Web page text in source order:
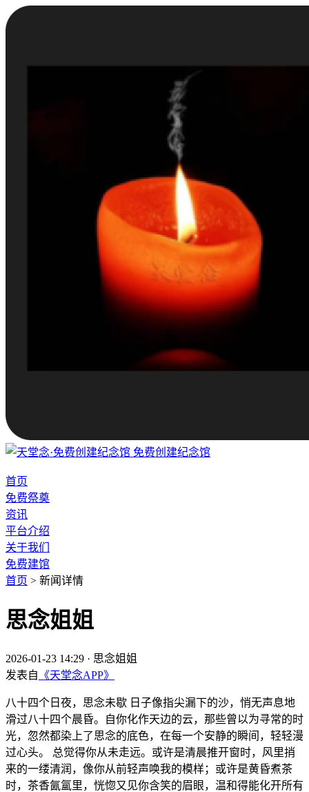
免费创建纪念馆
首页
免费祭奠
资讯
平台介绍
关于我们
免费建馆
首页 > 新闻详情
思念姐姐
2026-01-23 14:29 · 思念姐姐
发表自 《天堂念APP》
八十四个日夜，思念未歇 日子像指尖漏下的沙，悄无声息地
滑过八十四个晨昏。自你化作天边的云，那些曾以为寻常的时
光，忽然都染上了思念的底色，在每一个安静的瞬间，轻轻漫
过心头。 总觉得你从未走远。或许是清晨推开窗时，风里捎
来的一缕清润，像你从前轻声唤我的模样；或许是黄昏煮茶
时，茶香氤氲里，恍惚又见你含笑的眉眼，温和得能化开所有